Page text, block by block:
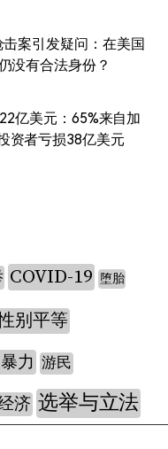
案引发疑问：在美国
没有合法身份？
亿美元：65%来自加
资者亏损38亿美元
COVID-19 堕胎
别平等
力 游民
济 选举与立法